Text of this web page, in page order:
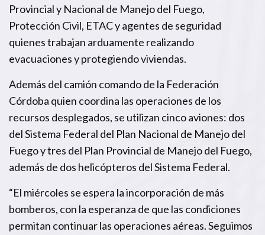
Provincial y Nacional de Manejo del Fuego,
Protección Civil, ETAC y agentes de seguridad
quienes trabajan arduamente realizando
evacuaciones y protegiendo viviendas.
Además del camión comando de la Federación
Córdoba quien coordina las operaciones de los
recursos desplegados, se utilizan cinco aviones: dos
del Sistema Federal del Plan Nacional de Manejo del
Fuego y tres del Plan Provincial de Manejo del Fuego,
además de dos helicópteros del Sistema Federal.
“El miércoles se espera la incorporación de más
bomberos, con la esperanza de que las condiciones
permitan continuar las operaciones aéreas. Seguimos